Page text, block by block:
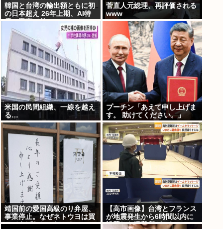
韓国と台湾の輸出額ともに初
の日本超え 26年上期、AI特
需の恩恵で差
菅直人元総理、再評価される
www
米国の民間組織、一線を越え
る…
プーチン「あえて申し上げま
す。 助けてください。」
靖国前の愛国高級のり弁屋、
事業停止。なぜネトウヨは買
ってあげなかったの？
【高市画像】台湾とフランス
が地震発生から6時間以内に
設置した避難所がこれwww